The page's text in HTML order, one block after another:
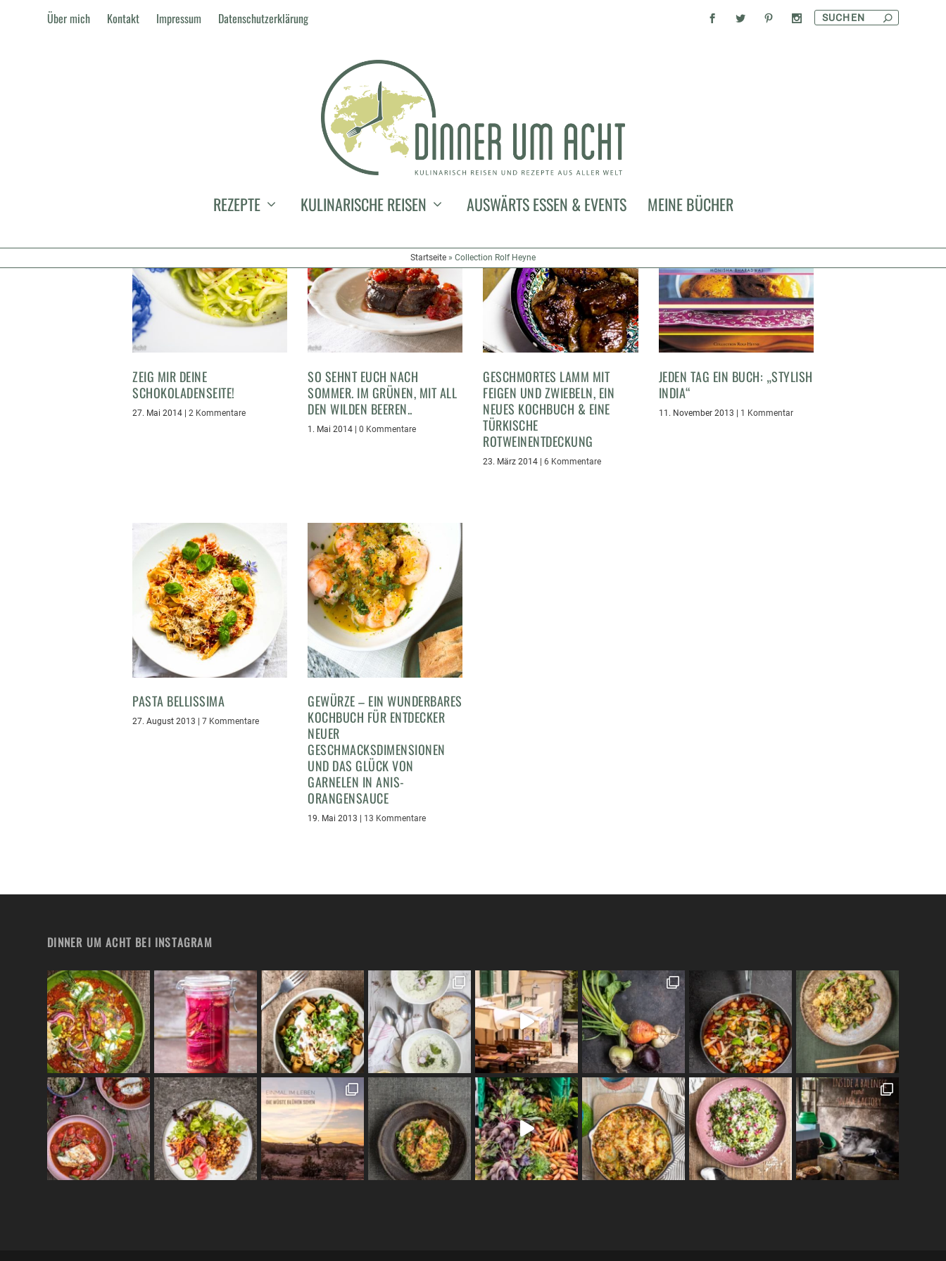
Über mich Kontakt Impressum Datenschutzerklärung
REZEPTE KULINARISCHE REISEN AUSWÄRTS ESSEN & EVENTS MEINE BÜCHER
Startseite » Collection Rolf Heyne
ZEIG MIR DEINE
SCHOKOLADENSEITE!
27. Mai 2014 |2 Kommentare
SO SEHNT EUCH NACH
SOMMER. IM GRÜNEN, MIT ALL
DEN WILDEN BEEREN..
1. Mai 2014 |0 Kommentare
GESCHMORTES LAMM MIT
FEIGEN UND ZWIEBELN, EIN
NEUES KOCHBUCH & EINE
TÜRKISCHE
ROTWEINENTDECKUNG
23. März 2014 |6 Kommentare
JEDEN TAG EIN BUCH: „STYLISH
INDIA“
11. November 2013 | 1 Kommentar
PASTA BELLISSIMA
27. August 2013 |7 Kommentare
GEWÜRZE – EIN WUNDERBARES
KOCHBUCH FÜR ENTDECKER
NEUER
GESCHMACKSDIMENSIONEN
UND DAS GLÜCK VON
GARNELEN IN ANIS-
ORANGENSAUCE
19. Mai 2013 13 Kommentare
DINNER UM ACHT BEI INSTAGRAM